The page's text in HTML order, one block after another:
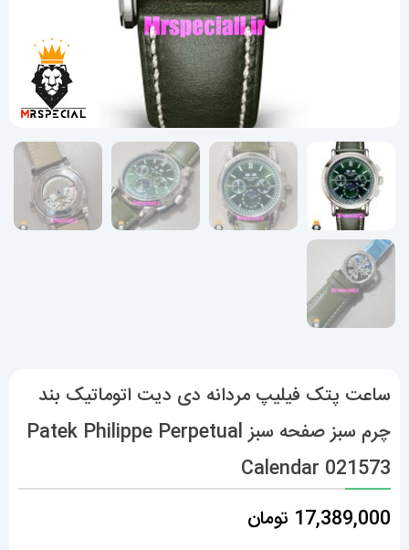
ساعت پتک فیلیپ مردانه دی دیت اتوماتیک بند
چرم سبز صفحه سبز Patek Philippe Perpetual
Calendar 021573
17,389,000 تومان